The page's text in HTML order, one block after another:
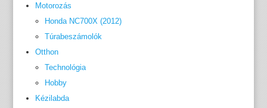
Motorozás
Honda NC700X (2012)
Túrabeszámolók
Otthon
Technológia
Hobby
Kézilabda